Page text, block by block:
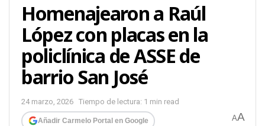
Homenajearon a Raúl
López con placas en la
policlínica de ASSE de
barrio San José
24 marzo, 2026 Tiempo de lectura: 1 min read
Añadir Carmelo Portal en Google AA